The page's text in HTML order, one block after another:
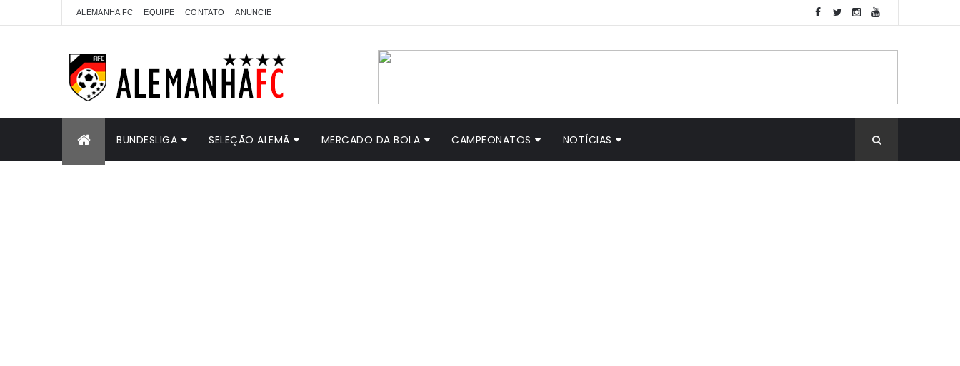
ALEMANHA FC EQUIPE CONTATO ANUNCIE
BUNDESLIGA SELEÇÃO ALEMÃ MERCADO DA BOLA CAMPEONATOS NOTÍCIAS